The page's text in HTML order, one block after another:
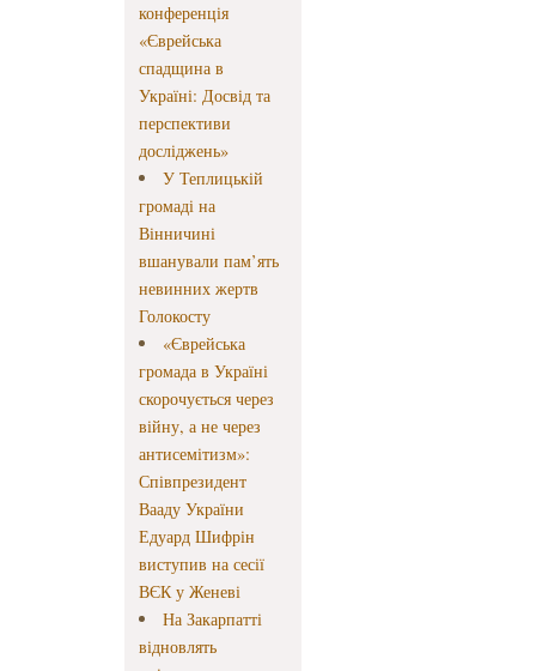
конференція
«Єврейська
спадщина в
Україні: Досвід та
перспективи
досліджень»
У Теплицькій
громаді на
Вінничині
вшанували пам’ять
невинних жертв
Голокосту
«Єврейська
громада в Україні
скорочується через
війну, а не через
антисемітизм»:
Співпрезидент
Вааду України
Едуард Шифрін
виступив на сесії
ВЄК у Женеві
На Закарпатті
відновлять